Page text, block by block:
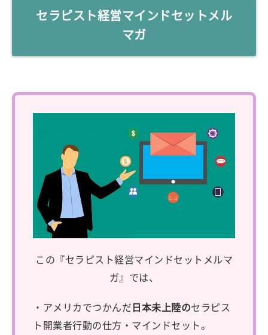
セラピスト経営マインドセットメル
マガ
この『セラピスト経営マインドセットメルマ
ガ』では、
・アメリカでつかんだ日本未上陸のセラピス
ト開業者行動の仕方・マインドセット。